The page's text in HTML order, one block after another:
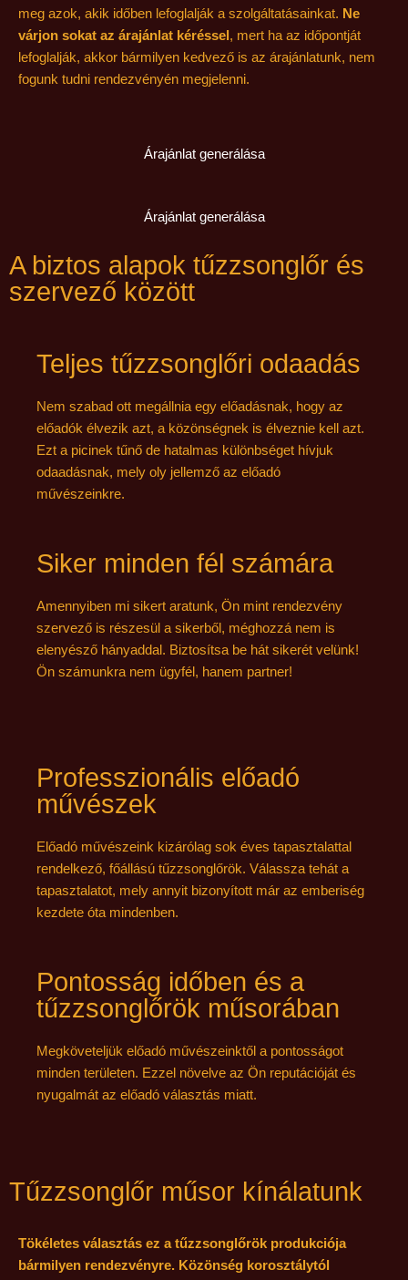
meg azok, akik időben lefoglalják a szolgáltatásainkat. Ne
várjon sokat az árajánlat kéréssel, mert ha az időpontját
lefoglalják, akkor bármilyen kedvező is az árajánlatunk, nem
fogunk tudni rendezvényén megjelenni.
Árajánlat generálása
Árajánlat generálása
A biztos alapok tűzzsonglőr és
szervező között
Teljes tűzzsonglőri odaadás
Nem szabad ott megállnia egy előadásnak, hogy az
előadók élvezik azt, a közönségnek is élveznie kell azt.
Ezt a picinek tűnő de hatalmas különbséget hívjuk
odaadásnak, mely oly jellemző az előadó
művészeinkre.
Siker minden fél számára
Amennyiben mi sikert aratunk, Ön mint rendezvény
szervező is részesül a sikerből, méghozzá nem is
elenyésző hányaddal. Biztosítsa be hát sikerét velünk!
Ön számunkra nem ügyfél, hanem partner!
Professzionális előadó
művészek
Előadó művészeink kizárólag sok éves tapasztalattal
rendelkező, főállású tűzzsonglőrök. Válassza tehát a
tapasztalatot, mely annyit bizonyított már az emberiség
kezdete óta mindenben.
Pontosság időben és a
tűzzsonglőrök műsorában
Megköveteljük előadó művészeinktől a pontosságot
minden területen. Ezzel növelve az Ön reputációját és
nyugalmát az előadó választás miatt.
Tűzzsonglőr műsor kínálatunk
Tökéletes választás ez a tűzzsonglőrök produkciója
bármilyen rendezvényre. Közönség korosztálytól